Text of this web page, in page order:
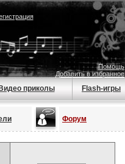
Помощь
Добавить в избранное
Видео приколы Flash-игры
Форум